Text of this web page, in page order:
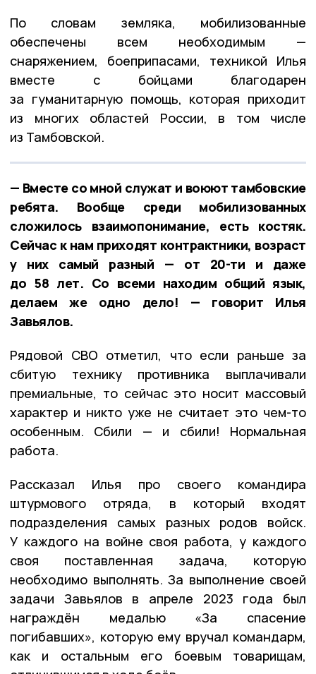
По словам земляка, мобилизованные
обеспечены всем необходимым —
снаряжением, боеприпасами, техникой Илья
вместе с бойцами благодарен
за гуманитарную помощь, которая приходит
из многих областей России, в том числе
из Тамбовской.
— Вместе со мной служат и воюют тамбовские
ребята. Вообще среди мобилизованных
сложилось взаимопонимание, есть костяк.
Сейчас к нам приходят контрактники, возраст
у них самый разный — от 20-ти и даже
до 58 лет. Со всеми находим общий язык,
делаем же одно дело! — говорит Илья
Завьялов.
Рядовой СВО отметил, что если раньше за
сбитую технику противника выплачивали
премиальные, то сейчас это носит массовый
характер и никто уже не считает это чем-то
особенным. Сбили — и сбили! Нормальная
работа.
Рассказал Илья про своего командира
штурмового отряда, в который входят
подразделения самых разных родов войск.
У каждого на войне своя работа, у каждого
своя поставленная задача, которую
необходимо выполнять. За выполнение своей
задачи Завьялов в апреле 2023 года был
награждён медалью «За спасение
погибавших», которую ему вручал командарм,
как и остальным его боевым товарищам,